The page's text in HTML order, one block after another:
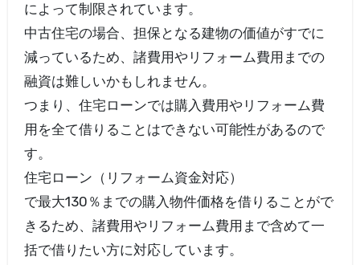
によって制限されています。
中古住宅の場合、担保となる建物の価値がすでに
減っているため、諸費用やリフォーム費用までの
融資は難しいかもしれません。
つまり、住宅ローンでは購入費用やリフォーム費
用を全て借りることはできない可能性があるので
す。
住宅ローン（リフォーム資金対応）
で最大130％までの購入物件価格を借りることがで
きるため、諸費用やリフォーム費用まで含めて一
括で借りたい方に対応しています。